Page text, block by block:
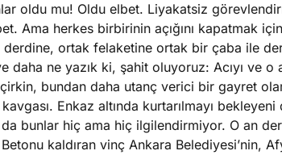
oldu mu! Oldu elbet. Liyakatsiz
Ama herkes birbirinin açığını kapatmak
ortak felaketine ortak bir çaba ile
daha ne yazık ki, şahit oluyoruz: Acıyı ve o
çirkin, bundan daha utanç verici bir gayret
Enkaz altında kurtarılmayı
da bunlar hiç ama hiç ilgilendirmiyor. O an
kaldıran vinç Ankara Belediyesi’nin,